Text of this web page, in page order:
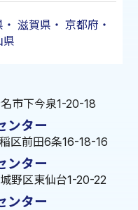
・ 滋賀県 ・ 京都府 ・
県
市下今泉1-20-18
ンター
区前田6条16-18-16
ンター
野区東仙台1-20-22
ンター